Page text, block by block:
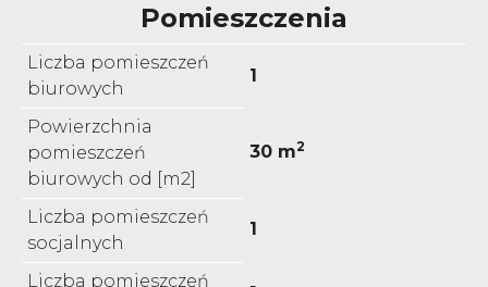
Pomieszczenia
Liczba pomieszczeń
biurowych
1
Powierzchnia
pomieszczeń
biurowych od [m2]
30 m2
Liczba pomieszczeń
socjalnych
1
Liczba pomieszczeń